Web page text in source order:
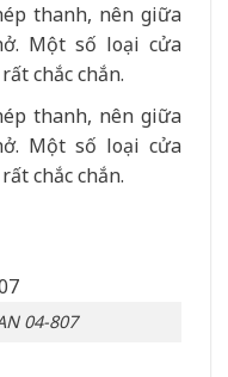
thanh, nên giữa
Một số loại cửa
chắc chắn.
thanh, nên giữa
Một số loại cửa
chắc chắn.
04-807